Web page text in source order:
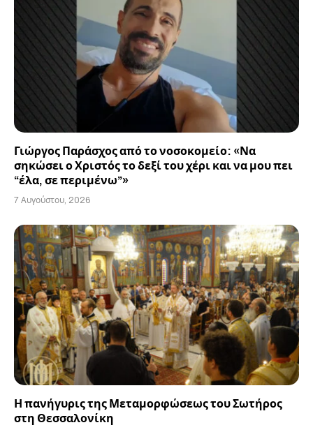
Γιώργος Παράσχος από το νοσοκομείο: «Να
σηκώσει ο Χριστός το δεξί του χέρι και να μου πει
“έλα, σε περιμένω”»
7 Αυγούστου, 2026
Η πανήγυρις της Μεταμορφώσεως του Σωτήρος
στη Θεσσαλονίκη